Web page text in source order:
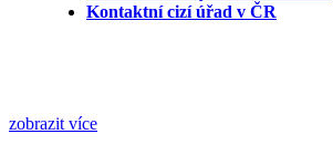
Kontaktní cizí úřad v ČR
zobrazit více